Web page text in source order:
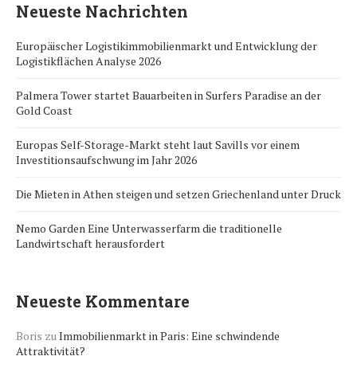
Neueste Nachrichten
Europäischer Logistikimmobilienmarkt und Entwicklung der
Logistikflächen Analyse 2026
Palmera Tower startet Bauarbeiten in Surfers Paradise an der
Gold Coast
Europas Self-Storage-Markt steht laut Savills vor einem
Investitionsaufschwung im Jahr 2026
Die Mieten in Athen steigen und setzen Griechenland unter Druck
Nemo Garden Eine Unterwasserfarm die traditionelle
Landwirtschaft herausfordert
Neueste Kommentare
Boris zuImmobilienmarkt in Paris: Eine schwindende
Attraktivität?